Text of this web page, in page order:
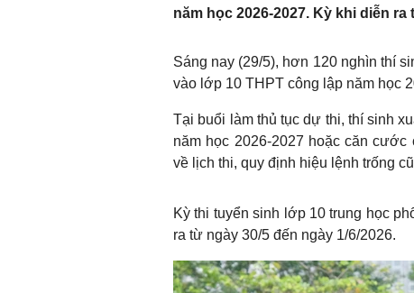
năm học 2026-2027. Kỳ khi diễn ra
Sáng nay (29/5), hơn 120 nghìn thí
vào lớp 10 THPT công lập năm học
Tại buổi làm thủ tục dự thi, thí sinh
năm học 2026-2027 hoặc căn
về lịch thi, quy định hiệu lệnh trống
Kỳ thi tuyển sinh lớp 10 trung học
ra từ ngày 30/5 đến ngày 1/6/2026.